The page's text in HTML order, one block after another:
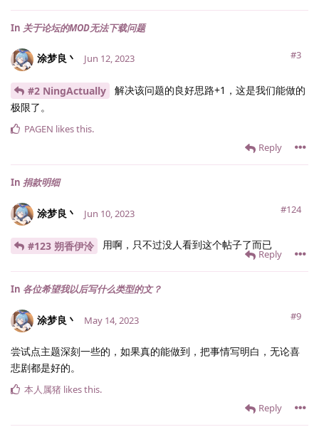
In 关于论坛的MOD无法下载问题
涂梦良丶 #3
Jun 12, 2023
#2 NingActually
解决该问题的良好思路+1，这是我们能做的
极限了。
Reply
PAGEN likes this.
In 捐款明细
涂梦良丶 #124
Jun 10, 2023
#123 朔香伊泠 用啊，只不过没人看到这个帖子了而已
Reply
In 各位希望我以后写什么类型的文？
涂梦良丶 #9
May 14, 2023
尝试点主题深刻一些的，如果真的能做到，把事情写明白，无论喜
悲剧都是好的。
Reply
本人属猪 likes this.